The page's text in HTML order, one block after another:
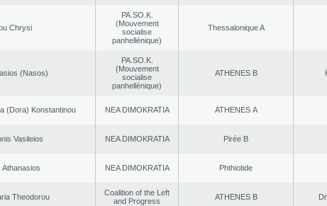
Chrysi
PA.SO.K.
(Mouvement
socialise
panhellénique)
Thessalonique A
(Nasos)
PA.SO.K.
(Mouvement
socialise
panhellénique)
ATHENES Β
(Dora) Konstantinou NEA DΙMOKRATIA ATHENES Α
Vasileios NEA DΙMOKRATIA Pirée B
Athanasios NEA DΙMOKRATIA Phthiotide
Theodorou
Coalition of the Left
and Progress
ATHENES Β